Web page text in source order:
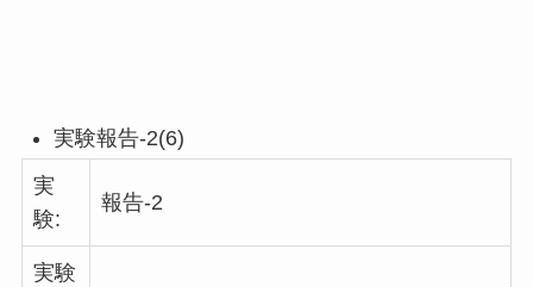
実験報告-2(6)
実
験:
報告-2
実験